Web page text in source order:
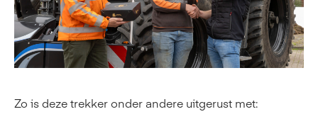
Zo is deze trekker onder andere uitgerust met: